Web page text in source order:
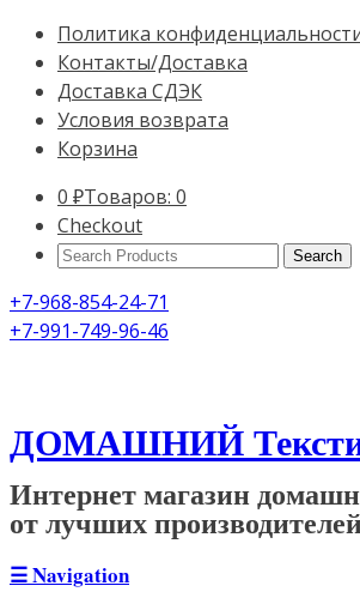
Политика
Контакты/Доставка
Доставка СДЭК
Условия возврата
Корзина
0 ₽Товаров: 0
Checkout
Search
+7-968-854-24-71
+7-991-749-96-46
ДОМАШНИЙ
Интернет магазин
от лучших
☰Navigation